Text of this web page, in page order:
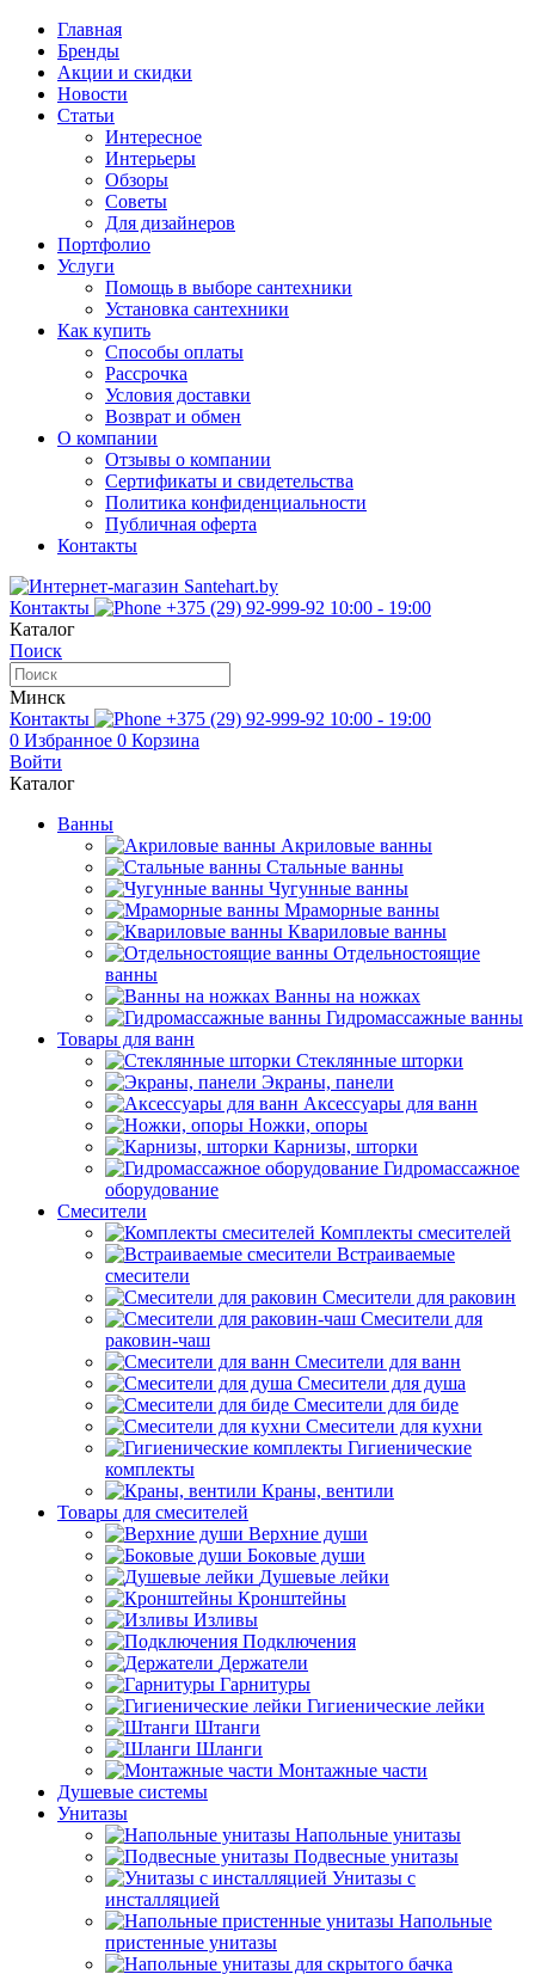
Главная
Бренды
Акции и скидки
Новости
Статьи
Интересное
Интерьеры
Обзоры
Советы
Для дизайнеров
Портфолио
Услуги
Помощь в выборе сантехники
Установка сантехники
Как купить
Способы оплаты
Рассрочка
Условия доставки
Возврат и обмен
О компании
Отзывы о компании
Сертификаты и свидетельства
Политика конфиденциальности
Публичная оферта
Контакты
Контакты +375 (29) 92-999-92 10:00 - 19:00
Каталог
Поиск
Минск
Контакты
+375 (29) 92-999-92 10:00 - 19:00
0 Избранное 0 Корзина
Войти
Каталог
Ванны
Акриловые ванны
Стальные ванны
Чугунные ванны
Мраморные ванны
Квариловые ванны
Отдельностоящие
ванны
Ванны на ножках
Гидромассажные ванны
Товары для ванн
Стеклянные шторки
Экраны, панели
Аксессуары для ванн
Ножки, опоры
Карнизы, шторки
Гидромассажное
оборудование
Смесители
Комплекты смесителей
Встраиваемые
смесители
Смесители для раковин
Смесители для
раковин-чаш
Смесители для ванн
Смесители для душа
Смесители для биде
Смесители для кухни
Гигиенические
комплекты
Краны, вентили
Товары для смесителей
Верхние души
Боковые души
Душевые лейки
Кронштейны
Изливы
Подключения
Держатели
Гарнитуры
Гигиенические лейки
Штанги
Шланги
Монтажные части
Душевые системы
Унитазы
Напольные унитазы
Подвесные унитазы
Унитазы с
инсталляцией
Напольные
пристенные унитазы